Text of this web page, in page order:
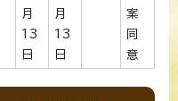
月
13
日
月
13
日
案
同
意